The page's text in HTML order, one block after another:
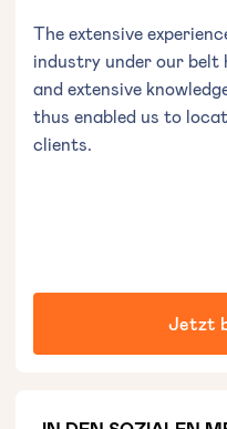
The extensive
industry under our belt
and extensive
thus enabled us to
clients.
Jetzt